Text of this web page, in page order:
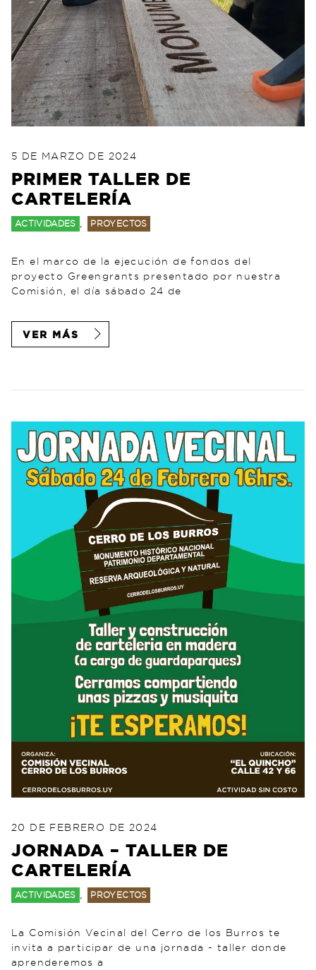
POSTED ON
5 DE MARZO DE 2024
PRIMER TALLER DE
CARTELERÍA
ACTIVIDADES PROYECTOS
En el marco de la ejecución de fondos del
proyecto Greengrants presentado por nuestra
Comisión, el día sábado 24 de
VER MÁS
POSTED ON
20 DE FEBRERO DE 2024
JORNADA – TALLER DE
CARTELERÍA
ACTIVIDADES PROYECTOS
La Comisión Vecinal del Cerro de los Burros te
invita a participar de una jornada - taller donde
aprenderemos a